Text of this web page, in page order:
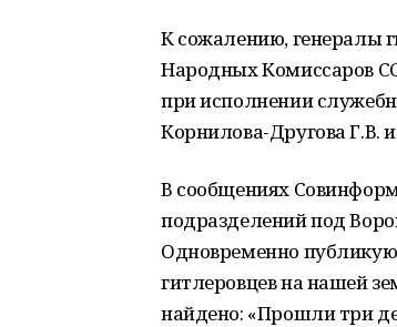
К сожалению, генералы
Народных Комиссаров
при исполнении
Корнилова-Другова Г.В.
В сообщениях
подразделений под
Одновременно
гитлеровцев на нашей
найдено: «Прошли три